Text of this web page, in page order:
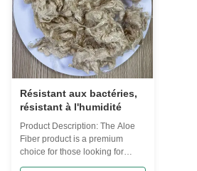
Résistant aux bactéries,
résistant à l'humidité
Product Description: The Aloe
Fiber product is a premium
choice for those looking for